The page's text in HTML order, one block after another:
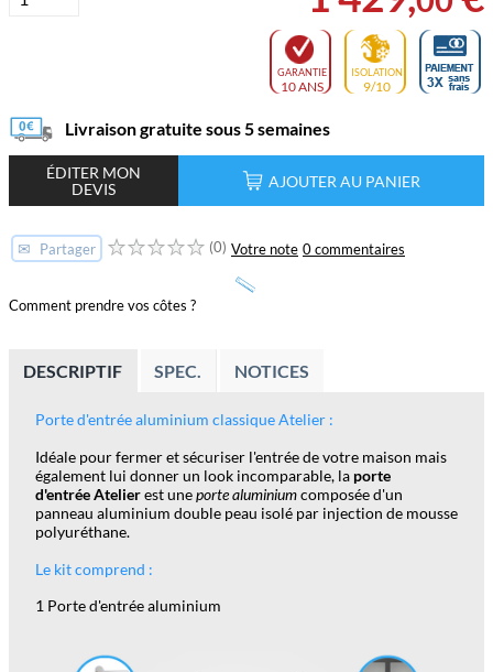
GARANTIE
10 ANS
ISOLATION
9/10
Livraison gratuite sous 5 semaines
ÉDITER MON
DEVIS
AJOUTER AU PANIER
✉ Partager (0) Votre note 0 commentaires
Comment prendre vos côtes ?
DESCRIPTIF SPEC. NOTICES
Porte d'entrée aluminium classique Atelier :
Idéale pour fermer et sécuriser l'entrée de votre maison mais
également lui donner un look incomparable, la porte
d'entrée Atelierest uneporte aluminiumcomposée d'un
panneau aluminium double peau isolé par injection de mousse
polyuréthane.
Le kit comprend :
1 Porte d'entrée aluminium